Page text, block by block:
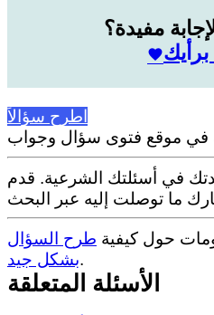
مفيدة؟
برأيك
اطرح سؤالاً
في أسئلتك الشرعية. قدم
حول كيفية طرح السؤال
بشكل جيد.
الأسئلة المتعلقة